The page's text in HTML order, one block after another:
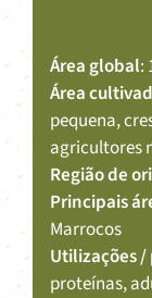
Área global:
Área
pequena,
agricultores
Região de
Principais
Marrocos
Utilizações
proteínas,